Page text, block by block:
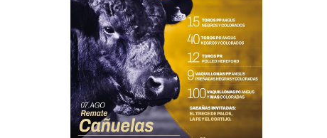
retomó
«Pero
O sea
con la
de los